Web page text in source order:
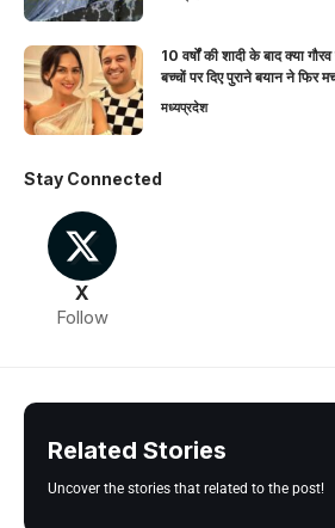
10 वर्षों की शादी के बाद क्या
बच्चों पर दिए पुराने बयान ने फिर
मध्यप्रदेश
Stay Connected
X
Follow
Related Stories
Uncover the stories that related to the post!